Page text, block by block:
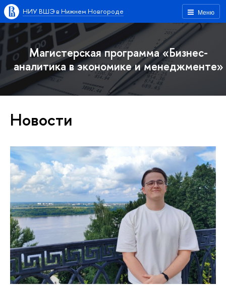
Меню
НИУ ВШЭ в Нижнем Новгороде
Магистерская программа «Бизнес-
аналитика в экономике и менеджменте»
Новости